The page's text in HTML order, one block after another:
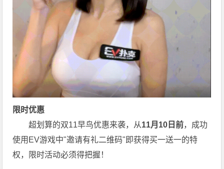
限时优惠
超划算的双11早鸟优惠来袭，从11月10日前，成功
使用EV游戏中"邀请有礼二维码"即获得买一送一的特
权，限时活动必须得把握！